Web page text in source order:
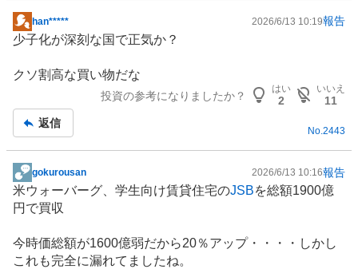
掲
示
記
han***** 2026/6/13 10:19報告
少子化が深刻な国で正気か？
クソ割高な買い物だな
投資の参考になりましたか？
はい
2
いいえ
11
返信
No.2443
掲
示
板
事
gokurousan 2026/6/13 10:16報告
米ウォーバーグ、学生向け賃貸住宅のJSBを総額1900億
円で買収
今時価総額が1600億弱だから20％アップ・・・・しかし
これも完全に漏れてましたね。